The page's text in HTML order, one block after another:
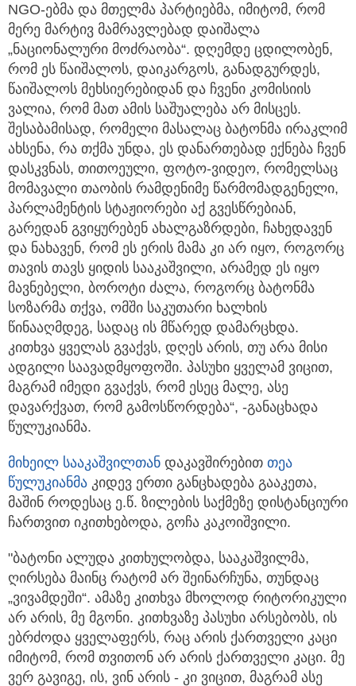
NGO-ებმა და მთელმა პარტიებმა, იმიტომ, რომ
მერე მარტივ მამრავლებად დაიშალა
„ნაციონალური მოძრაობა“. დღემდე ცდილობენ,
რომ ეს წაიშალოს, დაიკარგოს, განადგურდეს,
წაიშალოს მეხსიერებიდან და ჩვენი კომისიის
ვალია, რომ მათ ამის საშუალება არ მისცეს.
შესაბამისად, რომელი მასალაც ბატონმა ირაკლიმ
ახსენა, რა თქმა უნდა, ეს დანართებად ექნება ჩვენ
დასკვნას, თითოეული, ფოტო-ვიდეო, რომელსაც
მომავალი თაობის რამდენიმე წარმომადგენელი,
პარლამენტის სტაჟიორები აქ გვესწრებიან,
გარედან გვიყურებენ ახალგაზრდები, ჩახედავენ
და ნახავენ, რომ ეს ერის მამა კი არ იყო, როგორც
თავის თავს ყიდის სააკაშვილი, არამედ ეს იყო
მავნებელი, ბოროტი ძალა, როგორც ბატონმა
სოზარმა თქვა, ომში საკუთარი ხალხის
წინააღმდეგ, სადაც ის მწარედ დამარცხდა.
კითხვა ყველას გვაქვს, დღეს არის, თუ არა მისი
ადგილი საავადმყოფოში. პასუხი ყველამ ვიცით,
მაგრამ იმედი გვაქვს, რომ ესეც მალე, ასე
დავარქვათ, რომ გამოსწორდება“, -განაცხადა
წულუკიანმა.
მიხეილ სააკაშვილთან დაკავშირებით თეა
წულუკიანმა კიდევ ერთი განცხადება გააკეთა,
მაშინ როდესაც ე.წ. ზილების საქმეზე დისტანციური
ჩართვით იკითხებოდა, გოჩა კაკოიშვილი.
"ბატონი ალუდა კითხულობდა, სააკაშვილმა,
ღირსება მაინც რატომ არ შეინარჩუნა, თუნდაც
„ვივამდეში“. ამაზე კითხვა მხოლოდ რიტორიკული
არ არის, მე მგონი. კითხვაზე პასუხი არსებობს, ის
ებრძოდა ყველაფერს, რაც არის ქართველი კაცი
იმიტომ, რომ თვითონ არ არის ქართველი კაცი. მე
ვერ გავიგე, ის, ვინ არის - კი ვიცით, მაგრამ ასე